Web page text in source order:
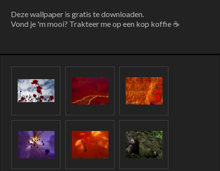
Deze wallpaper is gratis te downloaden.
Vond je 'm mooi? Trakteer me op een kop koffie ☕